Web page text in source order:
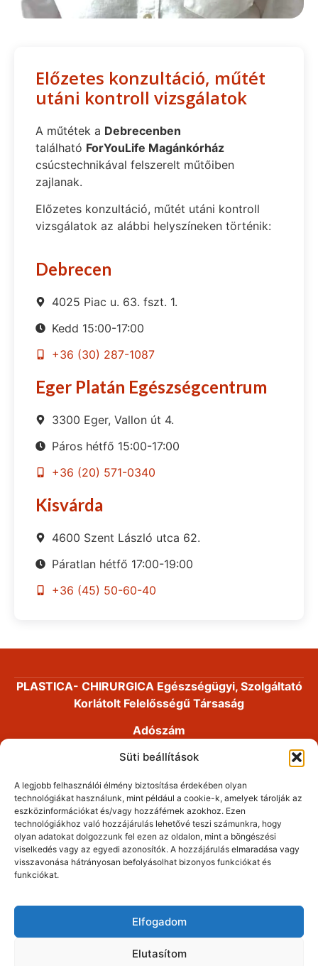
Süti beállítások
A legjobb felhasználói élmény biztosítása érdekében olyan
technológiákat használunk, mint például a cookie-k, amelyek tárolják az
eszközinformációkat és/vagy hozzáférnek azokhoz. Ezen
technológiákhoz való hozzájárulás lehetővé teszi számunkra, hogy
olyan adatokat dolgozzunk fel ezen az oldalon, mint a böngészési
viselkedés vagy az egyedi azonosítók. A hozzájárulás elmaradása vagy
visszavonása hátrányosan befolyásolhat bizonyos funkciókat és
funkciókat.
Elfogadom
Elutasítom
Előzetes konzultáció, műtét
utáni kontroll vizsgálatok
A műtétek a Debrecenben
található ForYouLife Magánkórház
csúcstechnikával felszerelt műtőiben
zajlanak.
Előzetes konzultáció, műtét utáni kontroll
vizsgálatok az alábbi helyszíneken történik:
Debrecen
4025 Piac u. 63. fszt. 1.
Kedd 15:00-17:00
+36 (30) 287-1087
Eger Platán Egészségcentrum
3300 Eger, Vallon út 4.
Páros hétfő 15:00-17:00
+36 (20) 571-0340
Kisvárda
4600 Szent László utca 62.
Páratlan hétfő 17:00-19:00
+36 (45) 50-60-40
PLASTICA- CHIRURGICA Egészségügyi, Szolgáltató
Korlátolt Felelősségű Társaság
Adószám
01-09-893053
Alapítás dátuma
2008. 03. 25.
Dr. Fábián Zsolt plasztikai sebészet. Minden jog